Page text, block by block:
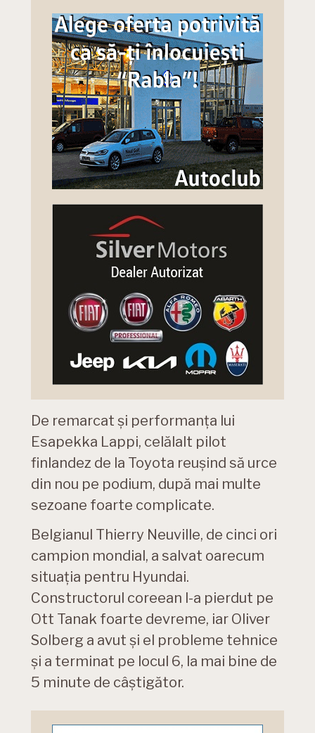
De remarcat și performanța lui
Esapekka Lappi, celălalt pilot
finlandez de la Toyota reușind să urce
din nou pe podium, după mai multe
sezoane foarte complicate.
Belgianul Thierry Neuville, de cinci ori
campion mondial, a salvat oarecum
situația pentru Hyundai.
Constructorul coreean l-a pierdut pe
Ott Tanak foarte devreme, iar Oliver
Solberg a avut și el probleme tehnice
și a terminat pe locul 6, la mai bine de
5 minute de câștigător.